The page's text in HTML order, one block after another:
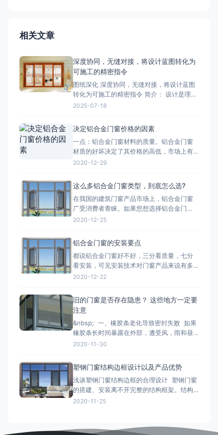
相关文章
深度协同，无缝对接，将设计蓝图转化为
可施工的精密指令
图纸深化 深度协同，无缝对接，将设计蓝图
转化为可施工的精密指令 简介： 设计是理
想，深化是让理想落地的桥梁。我们的
与细化。我们精准核算每一个节点的结构、
强度、安装逻辑和材料工艺，生成包括加工
图、组装图、节点大样图
2025-07-18
决定铝合金门窗价格的因素
一点：铝合金门窗材料的质量。铝合金门窗
材质的好坏决定了其价格的高低，市场上有
两种铝，一种是纯铝，用这种为主材的材质
杂质少、耐腐蚀性和抗氧化性强。 第二点：
铝合金门窗价格也取决于生产工艺。生产工
艺的推行，必须有良好的生
2020-12-29
这么多铝合金门窗类型，到底怎么选?
在我国的建筑门窗产品市场上，铝合金门窗
广受消费者青睐。如果您想选择铝合金门
窗，最好先了解一下铝合金门窗开启形式、
会影响您日后几十年的生活品质。 市面上的
门窗除了常见的木质材料加工制作而成的木
质门窗以外，更为常见的是类似下文
2020-12-25
铝合金门窗的安装要点
都说铝合金门窗好不好，三分看质量，七分
看安装，可见安装技术对门窗产品来说有多
重要。下面小编来和大家简单说一下铝合金
定，门窗调整至横平竖直，再将衔接件与墙
体固定，固定办法按规划要求。固定结实后
即可拔去木楔。在门窗框与墙
2020-12-22
旧的门窗是否存在隐患？ 这些地方一定要
注意
&nbsp; 一、橡胶条老化导致密封失败 如果
橡胶条长时间暴露在外部，遭受风，雨和昼
夜温差的影响，劣质的密封条很容易老化并
金配件的重要活动部件通常是304不锈钢。
如果旧的门窗五金使用201不锈钢
2020-11-30
塑钢门窗结构边框设计以及产品优势
浅谈塑钢门窗结构边框的合理设计 塑钢门窗
的搭建、安装离不开完整的结构框架。结构
框架属于门窗的关键性组成部分，能起到有
型材等。 从保温的角度出发考虑，在设计塑
2020-11-25